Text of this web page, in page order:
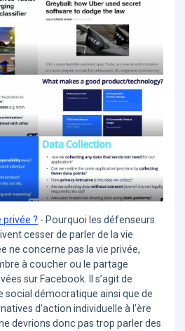
privée ? - Pourquoi les défenseurs
cesser de parler de la vie
ne concerne pas la vie privée,
à coucher ou le partage
sur Facebook. Il s’agit de
social démocratique ainsi que de
d’action individuelle à l’ère
devrions donc pas trop parler des